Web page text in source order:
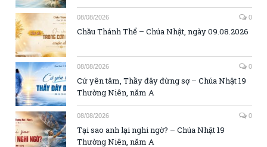
08/08/2026 0
Chầu Thánh Thể – Chúa Nhật, ngày 09.08.2026
08/08/2026 0
Cứ yên tâm, Thầy đây đừng sợ – Chúa Nhật 19
Thường Niên, năm A
08/08/2026 0
Tại sao anh lại nghi ngờ? – Chúa Nhật 19
Thường Niên, năm A